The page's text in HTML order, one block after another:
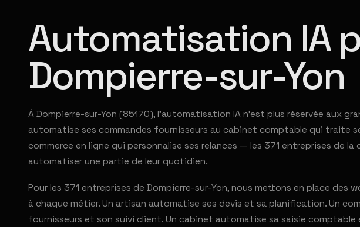
Automatisation IA
Dompierre-sur-Yon
À Dompierre-sur-Yon (85170), l'automatisation IA n'est plus réservée aux
automatise ses commandes fournisseurs au cabinet comptable qui traite
commerce en ligne qui personnalise ses relances — les 371 entreprises de
automatiser une partie de leur quotidien.
Pour les 371 entreprises de Dompierre-sur-Yon, nous mettons en place
à chaque métier. Un artisan automatise ses devis et sa planification. Un
fournisseurs et son suivi client. Un cabinet automatise sa saisie comptable